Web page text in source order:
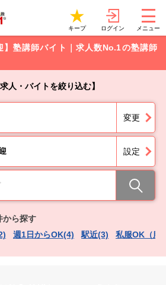
キープ ログイン メニュー
】塾講師バイト｜求人数No.1の塾講師
求人・バイトを絞り込む】
変更
設定
から探す
週1日からOK(4) 駅近(3) 私服OK（服